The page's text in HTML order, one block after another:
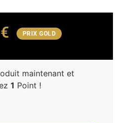
€ PRIX GOLD
maintenant et
1 Point !